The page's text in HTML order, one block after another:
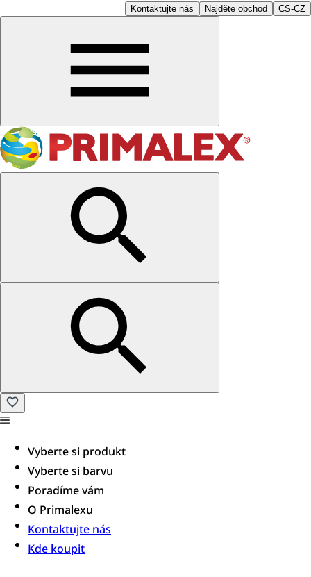
Kontaktujte nás Najděte obchod CS-CZ
Vyberte si produkt
Vyberte si barvu
Poradíme vám​
O Primalexu
Kontaktujte nás
Kde koupit